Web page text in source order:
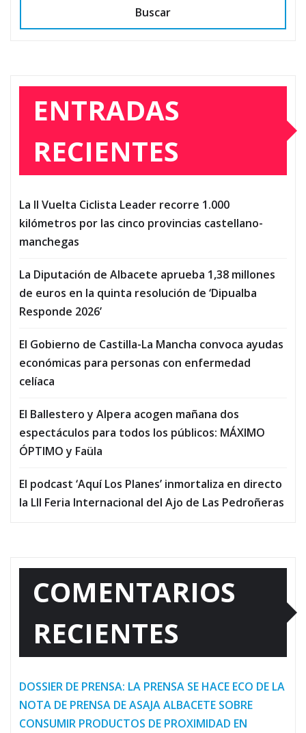
Buscar
ENTRADAS
RECIENTES
La II Vuelta Ciclista Leader recorre 1.000
kilómetros por las cinco provincias castellano-
manchegas
La Diputación de Albacete aprueba 1,38 millones
de euros en la quinta resolución de ‘Dipualba
Responde 2026’
El Gobierno de Castilla-La Mancha convoca ayudas
económicas para personas con enfermedad
celíaca
El Ballestero y Alpera acogen mañana dos
espectáculos para todos los públicos: MÁXIMO
ÓPTIMO y Faüla
El podcast ‘Aquí Los Planes’ inmortaliza en directo
la LII Feria Internacional del Ajo de Las Pedroñeras
COMENTARIOS
RECIENTES
DOSSIER DE PRENSA: LA PRENSA SE HACE ECO DE LA
NOTA DE PRENSA DE ASAJA ALBACETE SOBRE
CONSUMIR PRODUCTOS DE PROXIMIDAD EN